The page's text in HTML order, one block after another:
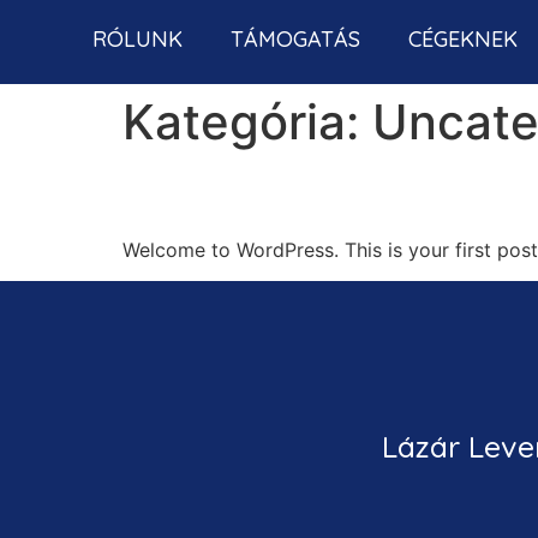
RÓLUNK TÁMOGATÁS CÉGEKNEK
Kategória:
Welcome to WordPress. This is your first
Lázár